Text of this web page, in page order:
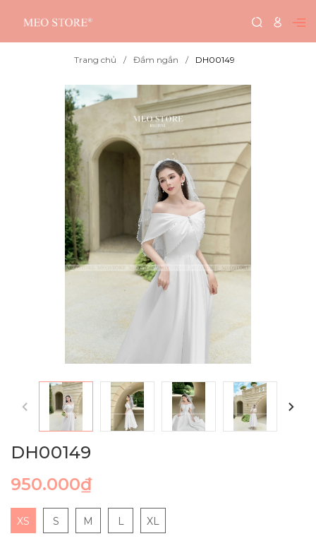
Trang chủ Đầm ngắn DH00149
DH00149
950.000₫
XS S M L XL